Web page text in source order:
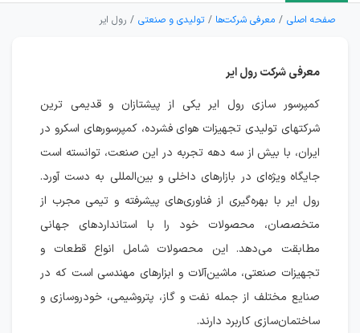
صفحه اصلی معرفی شرکت‌ها تولیدی و صنعتی رول ایر
معرفی شرکت رول ایر
کمپرسور سازی رول ایر یکی از پیشتازان و قدیمی ترین
شرکتهای تولیدی تجهیزات هوای فشرده، کمپرسورهای اسکرو در
ایران، با بیش از سه دهه تجربه در این صنعت، توانسته است
جایگاه ویژه‌ای در بازارهای داخلی و بین‌المللی به دست آورد.
رول ایر با بهره‌گیری از فناوری‌های پیشرفته و تیمی مجرب از
متخصصان، محصولات خود را با استانداردهای جهانی
مطابقت می‌دهد. این محصولات شامل انواع قطعات و
تجهیزات صنعتی، ماشین‌آلات و ابزارهای مهندسی است که در
صنایع مختلف از جمله نفت و گاز، پتروشیمی، خودروسازی و
ساختمان‌سازی کاربرد دارند.